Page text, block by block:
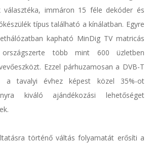
választéka, immáron 15 féle dekóder és
típus található a kínálatban. Egyre
kapható MinDig TV matricás
országszerte több mint 600 üzletben
Ezzel párhuzamosan a DVB-T
a tavalyi évhez képest közel 35%-ot
kiváló ajándékozási lehetőséget
történő váltás folyamatát erősíti a